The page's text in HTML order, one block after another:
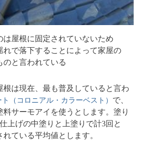
は屋根に固定されていないため
れで落下することによって家屋の
のと言われている
根は現在、最も普及していると言わ
ト（コロニアル・カラーベスト） で、
サーモアイを使うとします。塗り
上げの中塗りと上塗りで計3回と
ている平均値とします。